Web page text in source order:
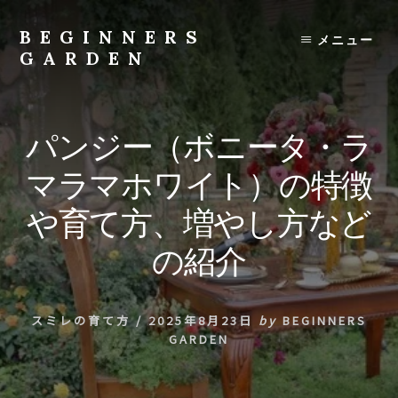
content
BEGINNERS
GARDEN
物
の
種
類
や
育
て
方
の
紹
介
を
行
い
メニュー
パンジー（ボニータ・ラ
マラマホワイト）の特徴
や育て方、増やし方など
の紹介
スミレの育て方/ 2025年8月23日 by BEGINNERS
GARDEN